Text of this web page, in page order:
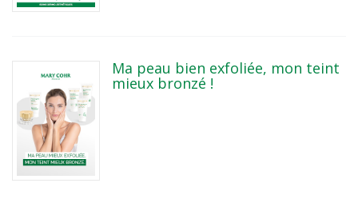
Ma peau bien exfoliée, mon teint
mieux bronzé !